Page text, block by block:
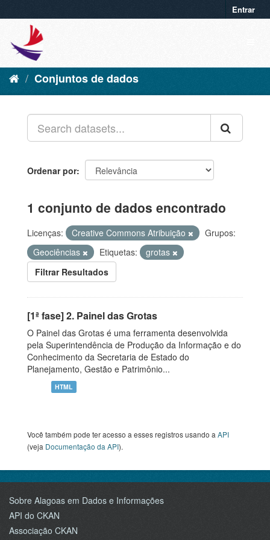
Entrar
Conjuntos de dados
Ordenar por
1 conjunto de dados encontrado
Licenças: Creative Commons Atribuição
Grupos:
Geociências
Etiquetas:
grotas
Filtrar Resultados
[1ª fase] 2. Painel das Grotas
O Painel das Grotas é uma ferramenta desenvolvida
pela Superintendência de Produção da Informação e do
Conhecimento da Secretaria de Estado do
Planejamento, Gestão e Patrimônio...
HTML
Você também pode ter acesso a esses registros usando a API
(veja Documentação da API).
Sobre Alagoas em Dados e Informações
API do CKAN
Associação CKAN